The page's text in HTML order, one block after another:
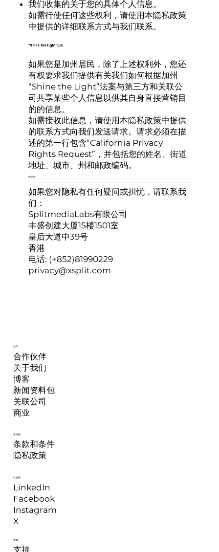
我们收集的关于您的具体个人信息。
如需行使任何这些权利，请使用本隐私政策
中提供的详细联系方式与我们联系。
“Shine the Light”法案
如果您是加州居民，除了上述权利外，您还
有权要求我们提供有关我们如何根据加州
“Shine the Light”法案与第三方和关联公
司共享某些个人信息以供其自身直接营销目
的的信息。
如需接收此信息，请使用本隐私政策中提供
的联系方式向我们发送请求。请求必须在描
述的第一行包含“California Privacy
Rights Request”，并包括您的姓名、街道
地址、城市、州和邮政编码。
联系我们
如果您对隐私有任何疑问或担忧，请联系我
们：
SplitmediaLabs有限公司
丰盛创建大厦15楼1501室
皇后大道中39号
香港
电话: (+852)81990229
privacy@xsplit.com
接触
支持
社会的
LinkedIn
Facebook
Instagram
X
合法的
条款和条件
隐私政策
公司
博客
合作伙伴
关于我们
新闻资料包
关联公司
商业